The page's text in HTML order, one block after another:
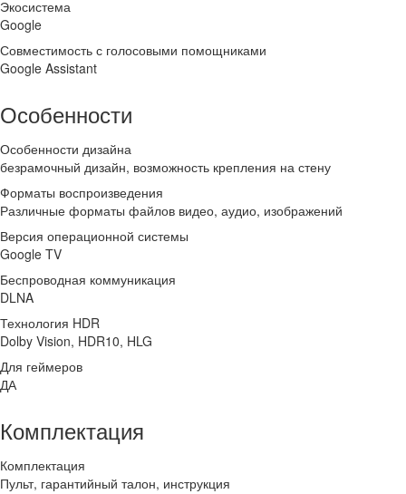
Экосистема
Google
Совместимость с голосовыми помощниками
Google Assistant
Особенности
Особенности дизайна
безрамочный дизайн, возможность крепления на стену
Форматы воспроизведения
Различные форматы файлов видео, аудио, изображений
Версия операционной системы
Google TV
Беспроводная коммуникация
DLNA
Технология HDR
Dolby Vision, HDR10, HLG
Для геймеров
ДА
Комплектация
Комплектация
Пульт, гарантийный талон, инструкция